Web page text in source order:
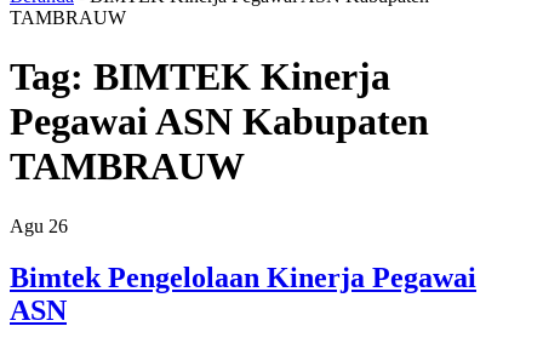
TAMBRAUW
Tag: BIMTEK Kinerja
Pegawai ASN Kabupaten
TAMBRAUW
Agu 26
Bimtek Pengelolaan Kinerja Pegawai
ASN